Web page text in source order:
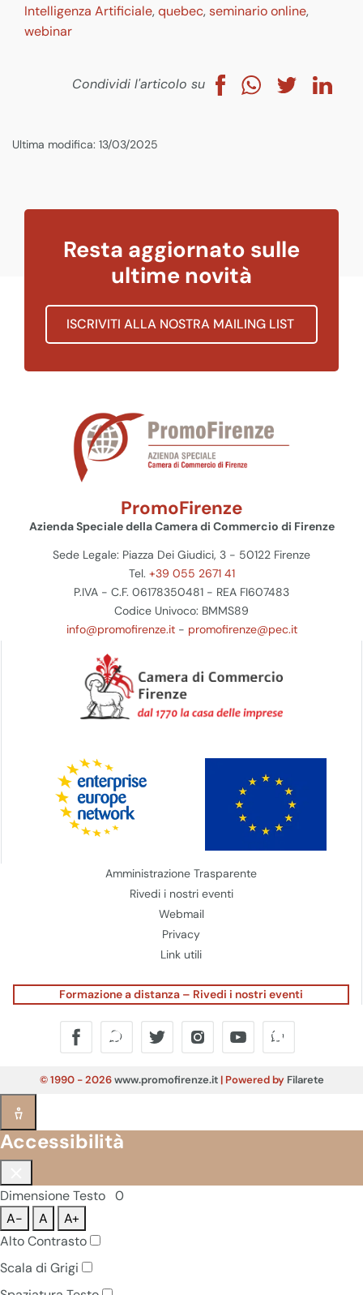
Intelligenza Artificiale,quebec,seminario online,
webinar
Condividi l'articolo su
Ultima modifica: 13/03/2025
Resta aggiornato sulle
ultime novità
ISCRIVITI ALLA NOSTRA MAILING LIST
PromoFirenze
Azienda Speciale della Camera di Commercio di Firenze
Sede Legale: Piazza Dei Giudici, 3 - 50122 Firenze
Tel. +39 055 2671 41
P.IVA - C.F. 06178350481 - REA FI607483
Codice Univoco: BMMS89
info@promofirenze.it- promofirenze@pec.it
Amministrazione Trasparente
Rivedi i nostri eventi
Webmail
Privacy
Link utili
Formazione a distanza – Rivedi i nostri eventi
© 1990 - 2026www.promofirenze.it| Powered by Filarete
Accessibilità
Dimensione Testo 0
A-
A
A+
Alto Contrasto
Scala di Grigi